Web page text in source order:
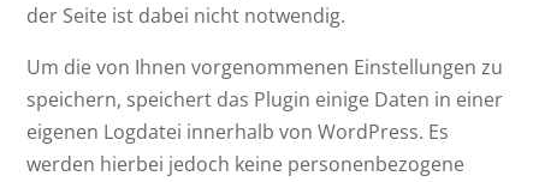
der Seite ist dabei nicht notwendig.
Um die von Ihnen vorgenommenen Einstellungen zu
speichern, speichert das Plugin einige Daten in einer
eigenen Logdatei innerhalb von WordPress. Es
werden hierbei jedoch keine personenbezogene